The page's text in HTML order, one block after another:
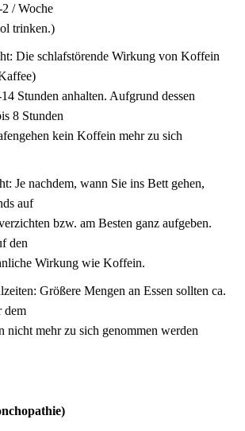
/ Woche
trinken.)
Die schlafstörende Wirkung von Koffein
Stunden anhalten. Aufgrund dessen
8 Stunden
kein Koffein mehr zu sich
Je nachdem, wann Sie ins Bett gehen,
auf
bzw. am Besten ganz aufgeben.
den
Wirkung wie Koffein.
Größere Mengen an Essen sollten ca.
dem
nicht mehr zu sich genommen werden